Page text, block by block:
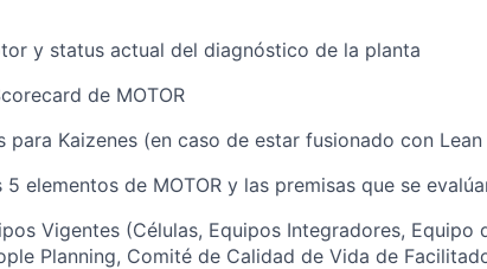
y status actual del diagnóstico de la planta
de MOTOR
para Kaizenes (en caso de estar fusionado con Lean
elementos de MOTOR y las premisas que se
Vigentes (Células, Equipos Integradores, Equipo
Planning, Comité de Calidad de Vida de